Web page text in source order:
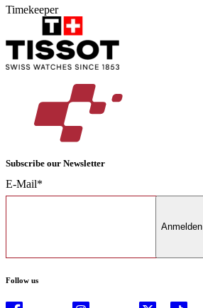
Timekeeper
Subscribe our Newsletter
E-Mail*
Anmelden
Follow us